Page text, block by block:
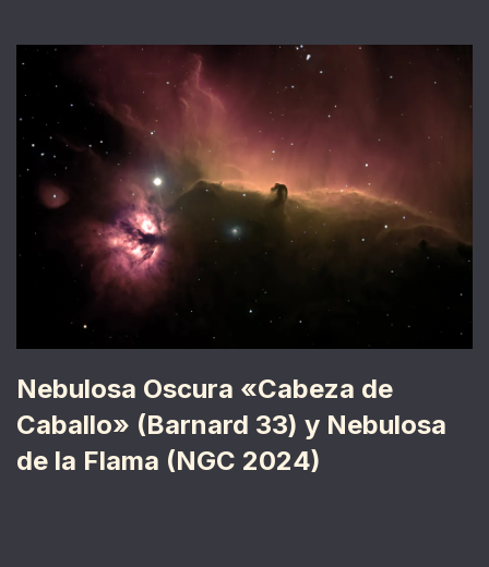
Nebulosa Oscura «Cabeza de
Caballo» (Barnard 33) y Nebulosa
de la Flama (NGC 2024)